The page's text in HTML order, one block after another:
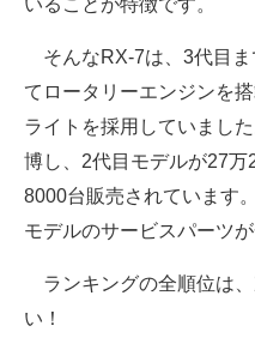
いることが特徴です。
そんなRX-7は、3代目ま
てロータリーエンジンを
ライトを採用していまし
博し、2代目モデルが27
8000台販売されています
モデルのサービスパーツ
ランキングの全順位は
い！